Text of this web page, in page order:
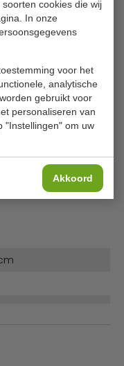
cookies die wij
In onze
voor het
analytische
gebruikt voor
personaliseren van
"Instellingen" om uw
Akkoord
cm
een vlakke
tot drukke
is handig om snel en
en te verpakken.